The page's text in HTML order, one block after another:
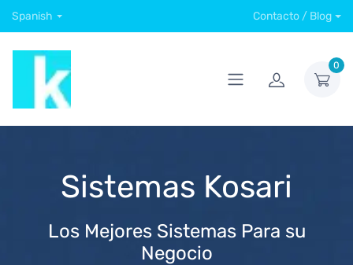
Spanish Contacto / Blog
0
Sistemas Kosari
Los Mejores Sistemas Para su
Negocio